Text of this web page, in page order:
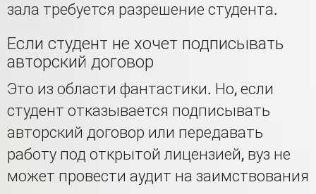
зала требуется разрешение студента.
Если студент не хочет подписывать
авторский договор
Это из области фантастики. Но, если
студент отказывается подписывать
авторский договор или передавать
работу под открытой лицензией, вуз не
может провести аудит на заимствования